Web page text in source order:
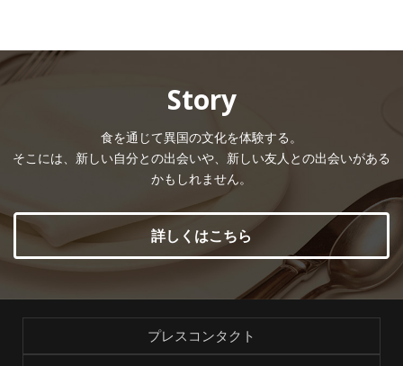
Story
食を通じて異国の文化を体験する。
そこには、新しい自分との出会いや、新しい友人との出会いがある
かもしれません。
詳しくはこちら
プレスコンタクト